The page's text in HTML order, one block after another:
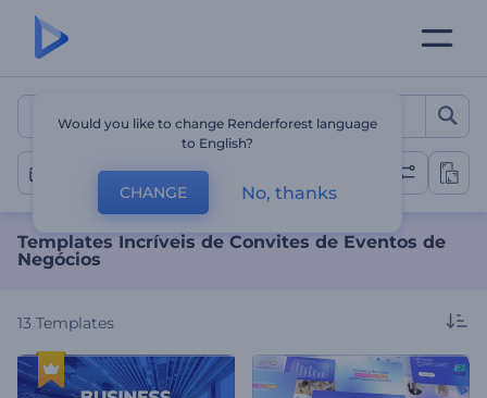
Templates Incríveis de
Eventos de Negócios
Templates Incríveis de Convites de Eventos de
Negócios
13 Templates
Would you like to change Renderforest language
to English?
CHANGE No, thanks